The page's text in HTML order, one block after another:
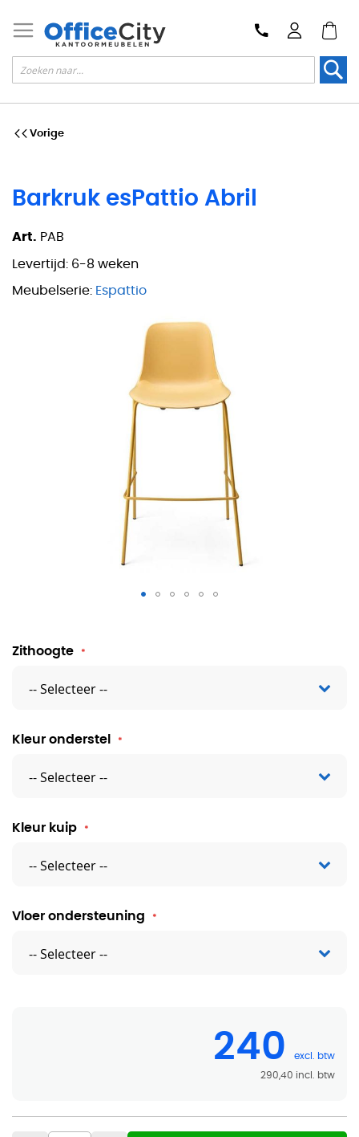
Barkruk esPattio Abril
Art. PAB
Levertijd: 6-8 weken
Meubelserie: Espattio
Barkruk esPattio Abril
Zithoogte
Kleur onderstel
Kleur kuip
Vloer ondersteuning
240
290,40
Vorige